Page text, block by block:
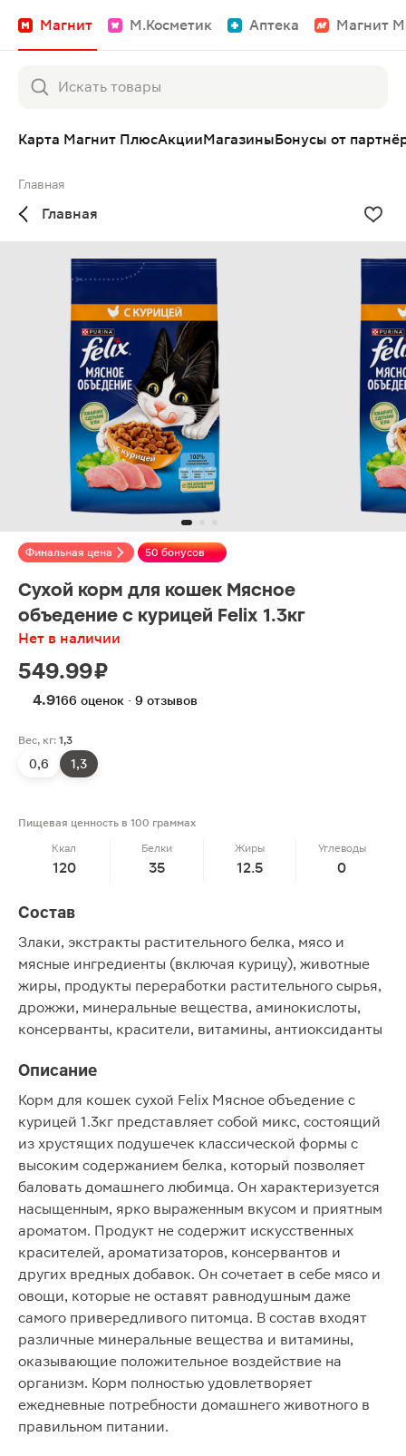
Магнит М.Косметик Аптека Магнит
Карта Магнит ПлюсАкцииМагазиныБонусы от
Главная
Главная
Финальная цена 50 бонусов
Сухой корм для кошек Мясное
объедение с курицей Felix 1.3кг
Нет в наличии
549.99 ₽
4.9166 оценок · 9 отзывов
Вес, кг: 1,3
0,6 1,3
Пищевая ценность в 100 граммах
Ккал
120
Белки
35
Жиры
12.5
Углеводы
0
Состав
Злаки, экстракты растительного белка, мясо и
мясные ингредиенты (включая курицу), животные
жиры, продукты переработки растительного сырья,
дрожжи, минеральные вещества, аминокислоты,
консерванты, красители, витамины, антиоксиданты
Описание
Корм для кошек сухой Felix Мясное объедение с
курицей 1.3кг представляет собой микс, состоящий
из хрустящих подушечек классической формы с
высоким содержанием белка, который позволяет
баловать домашнего любимца. Он характеризуется
насыщенным, ярко выраженным вкусом и приятным
ароматом. Продукт не содержит искусственных
красителей, ароматизаторов, консервантов и
других вредных добавок. Он сочетает в себе мясо и
овощи, которые не оставят равнодушным даже
самого привередливого питомца. В состав входят
различные минеральные вещества и витамины,
оказывающие положительное воздействие на
организм. Корм полностью удовлетворяет
ежедневные потребности домашнего животного в
правильном питании.